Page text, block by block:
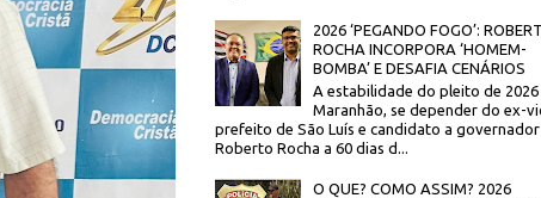
2026 ‘PEGANDO FOGO’:
ROCHA INCORPORA ‘HOMEM-
BOMBA’ E DESAFIA CENÁRIOS
A estabilidade do pleito de 2026
Maranhão, se depender do ex-
prefeito de São Luís e candidato a governador
Roberto Rocha a 60 dias d...
O QUE? COMO ASSIM? 2026